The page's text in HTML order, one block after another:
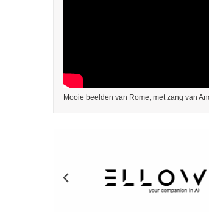
Mooie beelden van Rome, met zang van